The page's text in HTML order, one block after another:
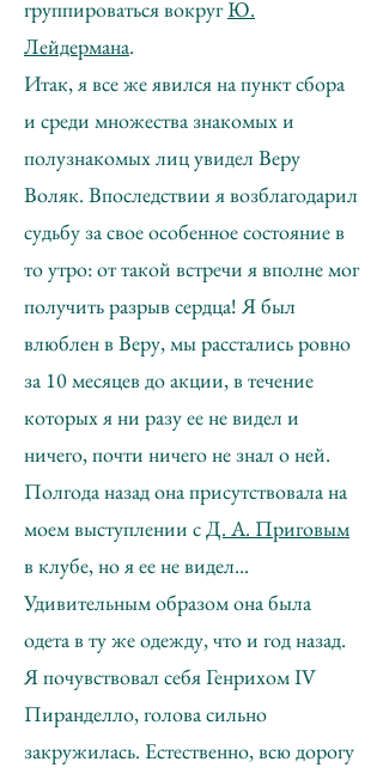
группироваться вокругЮ.
Лейдермана.
Итак, я все же явился на пункт сбора
и среди множества знакомых и
полузнакомых лиц увидел Веру
Воляк. Впоследствии я возблагодарил
судьбу за свое особенное состояние в
то утро: от такой встречи я вполне мог
получить разрыв сердца! Я был
влюблен в Веру, мы расстались ровно
за 10 месяцев до акции, в течение
которых я ни разу ее не видел и
ничего, почти ничего не знал о ней.
Полгода назад она присутствовала на
моем выступлении сД. А. Приговым
в клубе, но я ее не видел...
Удивительным образом она была
одета в ту же одежду, что и год назад.
Я почувствовал себя Генрихом IV
Пиранделло, голова сильно
закружилась. Естественно, всю дорогу